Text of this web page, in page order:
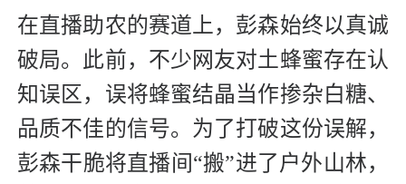
在直播助农的赛道上，彭森始终以真诚
破局。此前，不少网友对土蜂蜜存在认
知误区，误将蜂蜜结晶当作掺杂白糖、
品质不佳的信号。为了打破这份误解，
彭森干脆将直播间“搬”进了户外山林，